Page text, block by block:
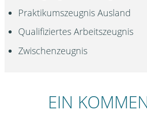
Praktikumszeugnis Ausland
Qualifiziertes Arbeitszeugnis
Zwischenzeugnis
EIN